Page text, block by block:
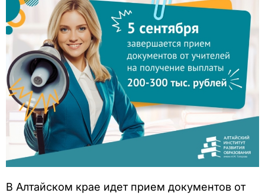
В Алтайском крае идет прием документов от